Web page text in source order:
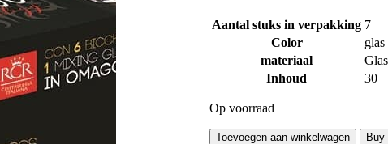
Aantal stuks in verpakking 7
Color
glas
materiaal
Glas
Inhoud
30
Op voorraad
Toevoegen aan winkelwagen Buy